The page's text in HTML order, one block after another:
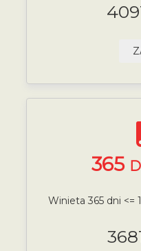
365
Winieta 365 dni <=